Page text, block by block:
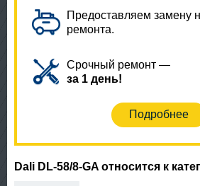
Предоставляем замену
ремонта.
Срочный ремонт —
за 1 день!
Подробнее
Dali DL-58/8-GA относится к